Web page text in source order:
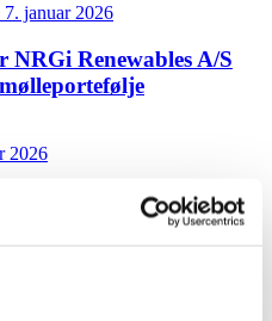
7. januar 2026
NRGi Renewables A/S
2026
Cross-Border Impact